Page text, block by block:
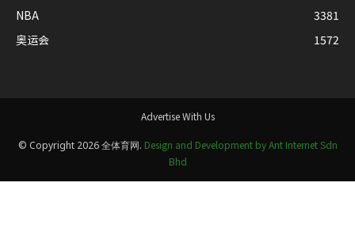
NBA
3381
奥运会
1572
Advertise With Us
© Copyright 2026 全体育网. Design and Development by Ant Internet Sdn
Bhd